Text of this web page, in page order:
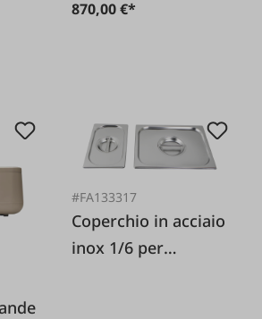
870,00 €*
#FA133317
Coperchio in acciaio
inox 1/6 per